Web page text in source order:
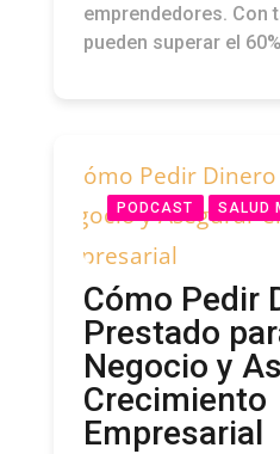
emprendedores. Con
pueden superar el
PODCAST SALUD
Cómo Pedir
Prestado
Negocio y
Crecimiento
Empresarial